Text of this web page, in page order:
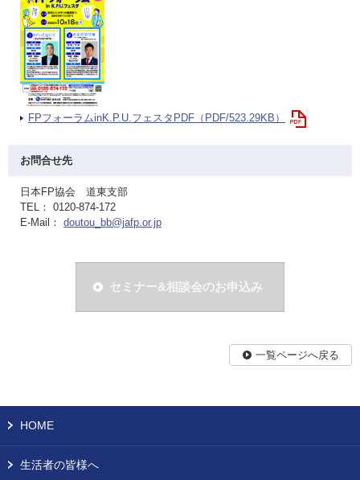
FPフォーラムinK.P.U.フェスタPDF（PDF/523.29KB）
お問合せ先
日本FP協会 道東支部
TEL： 0120-874-172
E-Mail： doutou_bb@jafp.or.jp
セミナー&相談会のお申込み
一覧ページへ戻る
HOME
生活者の皆様へ